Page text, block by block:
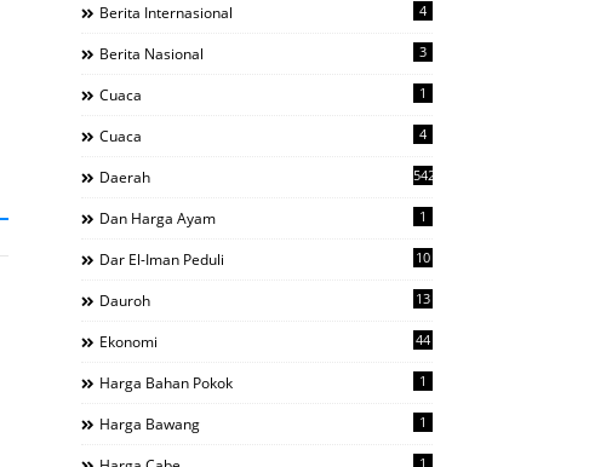
Berita Internasional 4
Berita Nasional 3
Cuaca 1
Cuaca 4
Daerah 542
Dan Harga Ayam 1
Dar El-Iman Peduli 10
Dauroh 13
Ekonomi 44
Harga Bahan Pokok 1
Harga Bawang 1
1